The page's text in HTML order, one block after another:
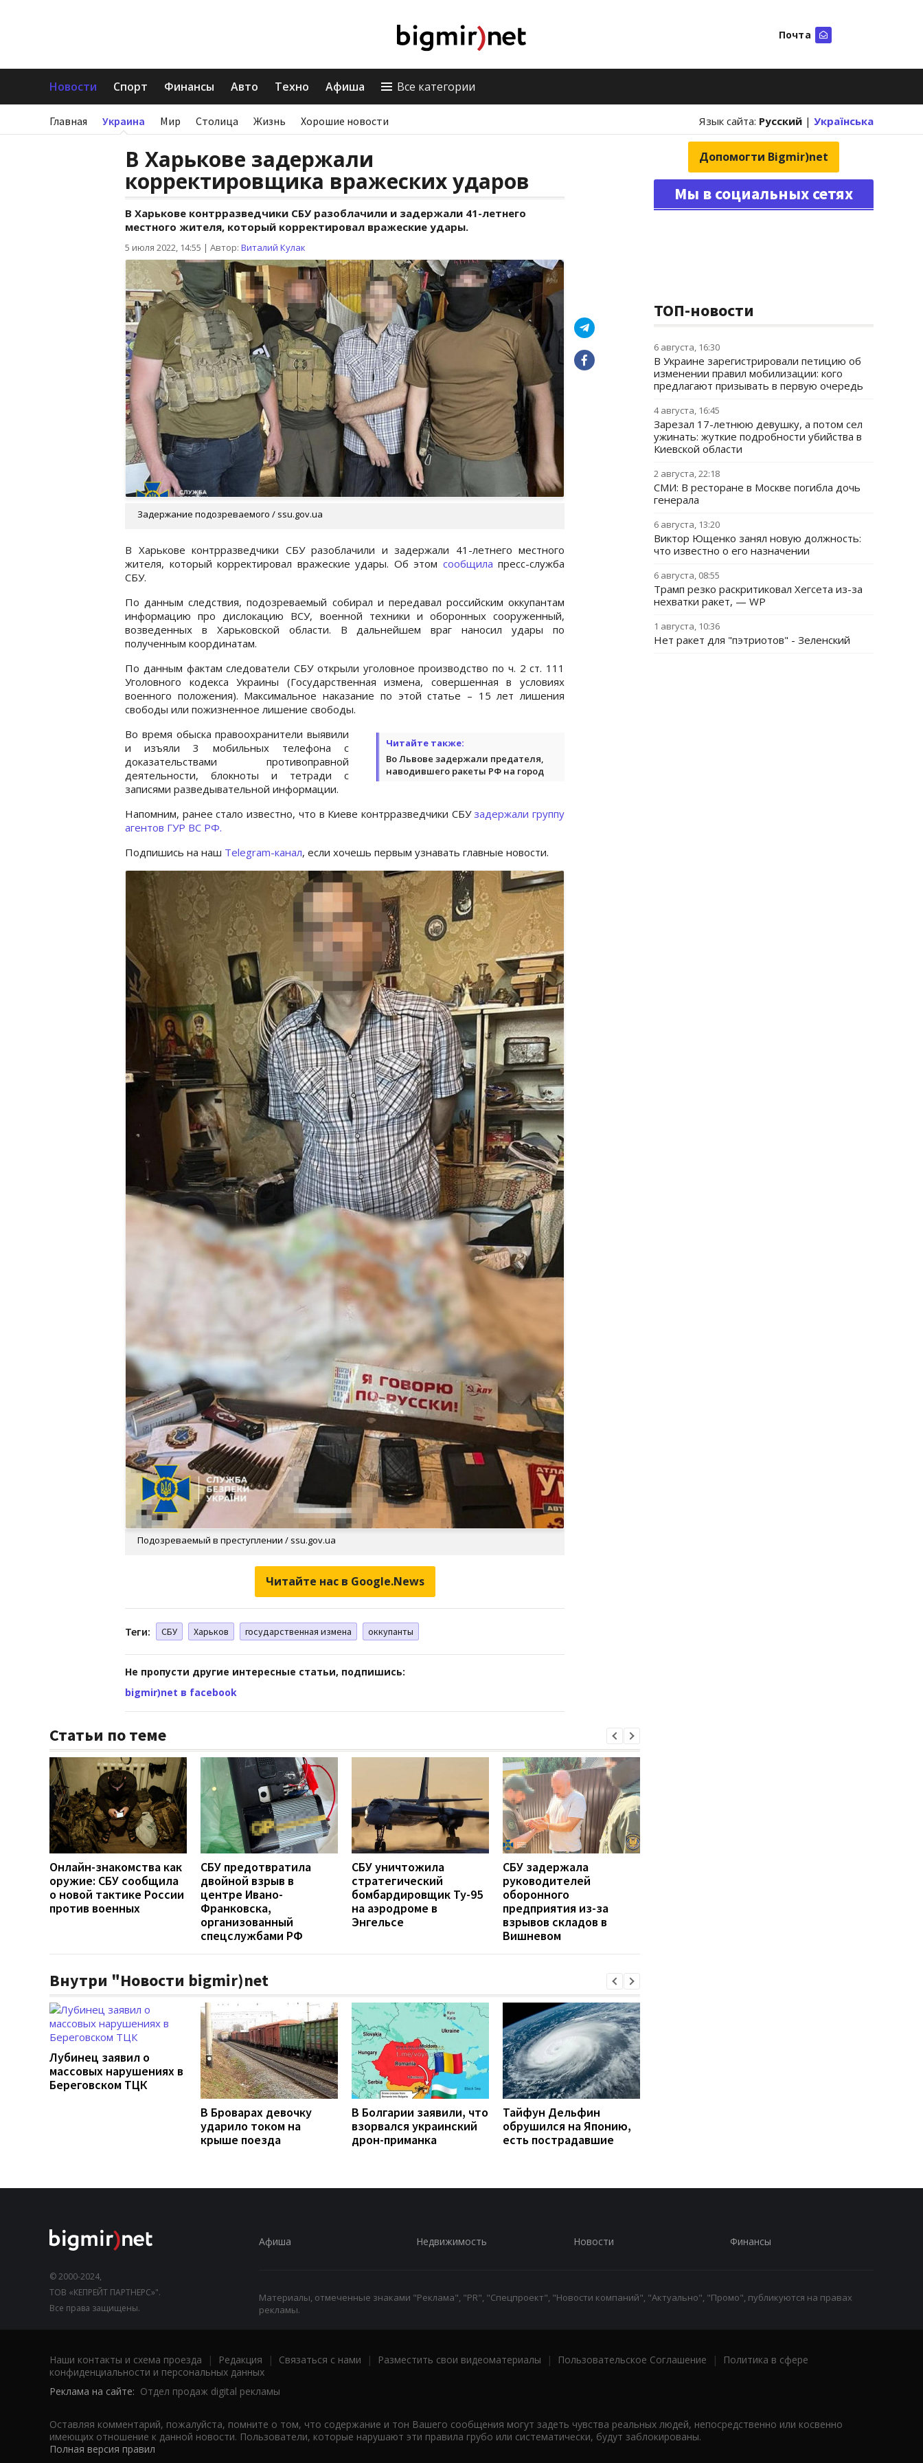
Почта
Новости Спорт Финансы Авто Техно Афиша Все категории
Главная Украина Мир Столица Жизнь Хорошие новости Язык сайта: Русский | Українська
В Харькове задержали
корректировщика вражеских ударов
В Харькове контрразведчики СБУ разоблачили и задержали 41-летнего
местного жителя, который корректировал вражеские удары.
5 июля 2022, 14:55 | Автор: Виталий Кулак
Задержание подозреваемого / ssu.gov.ua
В Харькове контрразведчики СБУ разоблачили и задержали 41-летнего местного
жителя, который корректировал вражеские удары. Об этом сообщила пресс-служба
СБУ.
По данным следствия, подозреваемый собирал и передавал российским оккупантам
информацию про дислокацию ВСУ, военной техники и оборонных сооруженный,
возведенных в Харьковской области. В дальнейшем враг наносил удары по
полученным координатам.
По данным фактам следователи СБУ открыли уголовное производство по ч. 2 ст. 111
Уголовного кодекса Украины (Государственная измена, совершенная в условиях
военного положения). Максимальное наказание по этой статье – 15 лет лишения
свободы или пожизненное лишение свободы.
Читайте также:
Во Львове задержали предателя,
наводившего ракеты РФ на город
Во время обыска правоохранители выявили
и изъяли 3 мобильных телефона с
доказательствами противоправной
деятельности, блокноты и тетради с
записями разведывательной информации.
Напомним, ранее стало известно, что в Киеве контрразведчики СБУзадержали группу
агентов ГУР ВС РФ.
Подпишись на наш Telegram-канал, если хочешь первым узнавать главные новости.
Подозреваемый в преступлении / ssu.gov.ua
Читайте нас в Google.News
Теги: СБУ Харьков государственная измена оккупанты
Не пропусти другие интересные статьи, подпишись:
bigmir)net в facebook
Статьи по теме
Онлайн-знакомства как
оружие: СБУ сообщила
о новой тактике России
против военных
СБУ предотвратила
двойной взрыв в
центре Ивано-
Франковска,
организованный
спецслужбами РФ
СБУ уничтожила
стратегический
бомбардировщик Ту-95
на аэродроме в
Энгельсе
СБУ задержала
руководителей
оборонного
предприятия из-за
взрывов складов в
Вишневом
Внутри "Новости bigmir)net
Лубинец заявил о
массовых нарушениях в
Береговском ТЦК
В Броварах девочку
ударило током на
крыше поезда
В Болгарии заявили, что
взорвался украинский
дрон-приманка
Тайфун Дельфин
обрушился на Японию,
есть пострадавшие
Допомогти Bigmir)net
Мы в социальных сетях
ТОП-новости
6 августа, 16:30
В Украине зарегистрировали петицию об
изменении правил мобилизации: кого
предлагают призывать в первую очередь
4 августа, 16:45
Зарезал 17-летнюю девушку, а потом сел
ужинать: жуткие подробности убийства в
Киевской области
2 августа, 22:18
СМИ: В ресторане в Москве погибла дочь
генерала
6 августа, 13:20
Виктор Ющенко занял новую должность:
что известно о его назначении
6 августа, 08:55
Трамп резко раскритиковал Хегсета из-за
нехватки ракет, — WP
1 августа, 10:36
Нет ракет для "пэтриотов" - Зеленский
© 2000-2024,
ТОВ «КЕПРЕЙТ ПАРТНЕРС»".
Все права защищены.
Афиша Недвижимость Новости Финансы
Материалы, отмеченные знаками "Реклама", "PR", "Спецпроект", "Новости компаний", "Актуально", "Промо", публикуются на правах
рекламы.
Наши контакты и схема проезда | Редакция | Связаться с нами | Разместить свои видеоматериалы | Пользовательское Соглашение |
Политика в сфере
конфиденциальности и персональных данных
Реклама на сайте: Отдел продаж digital рекламы
Оставляя комментарий, пожалуйста, помните о том, что содержание и тон Вашего сообщения могут задеть чувства реальных людей, непосредственно или косвенно
имеющих отношение к данной новости. Пользователи, которые нарушают эти правила грубо или систематически, будут заблокированы.
Полная версия правил